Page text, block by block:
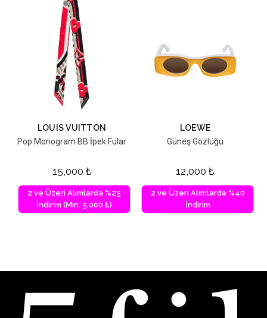
LOUIS VUITTON
Pop Monogram BB İpek Fular
15,000 ₺
2 ve Üzeri Alımlarda %25
İndirim (Min. 5,000 ₺)
LOEWE
Güneş Gözlüğü
12,000 ₺
2 ve Üzeri Alımlarda %40
İndirim